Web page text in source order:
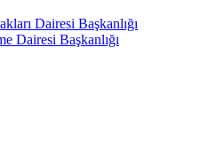
Dairesi Başkanlığı
Dairesi Başkanlığı